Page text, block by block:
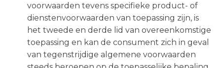
voorwaarden tevens specifieke product- of
dienstenvoorwaarden van toepassing zijn, is
het tweede en derde lid van overeenkomstige
toepassing en kan de consument zich in geval
van tegenstrijdige algemene voorwaarden